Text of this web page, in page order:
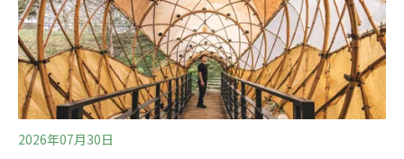
2026年07月30日